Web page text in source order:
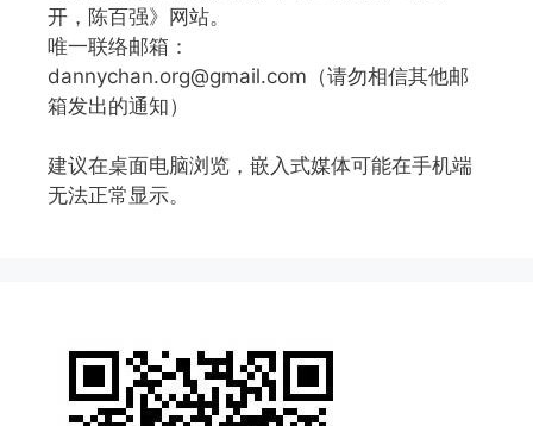
开，陈百强》网站。
唯一联络邮箱：
dannychan.org@gmail.com（请勿相信其他邮
箱发出的通知）
建议在桌面电脑浏览，嵌入式媒体可能在手机端
无法正常显示。